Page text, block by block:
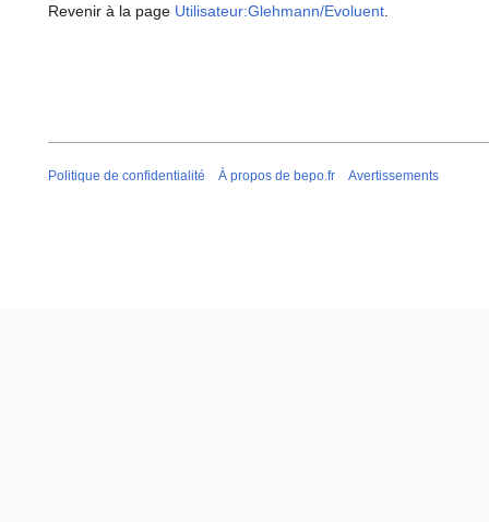
Revenir à la page Utilisateur:Glehmann/Evoluent
Politique de confidentialité À propos de bepo.fr Avertissements